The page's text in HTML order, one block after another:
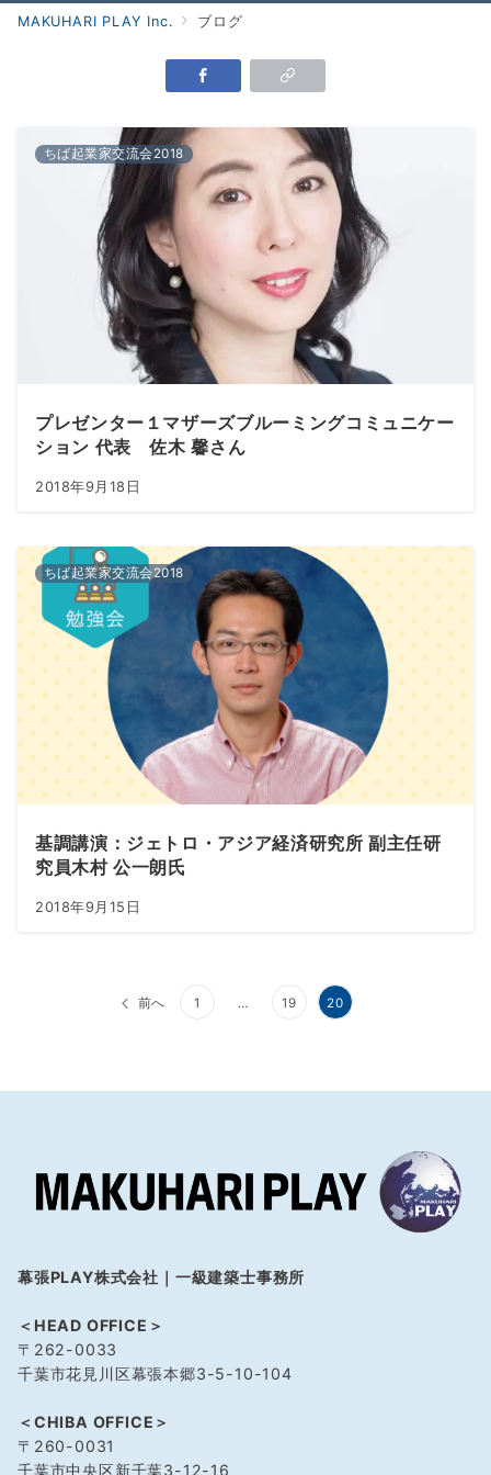
MAKUHARI PLAY Inc. ブログ
ちば起業家交流会2018
プレゼンター１マザーズブルーミングコミュニケー
ション 代表 佐木 馨さん
2018年9月18日
ちば起業家交流会2018
基調講演：ジェトロ・アジア経済研究所 副主任研
究員木村 公一朗氏
2018年9月15日
前へ 1 … 19 20
幕張PLAY株式会社｜一級建築士事務所
＜HEAD OFFICE＞
〒262-0033
千葉市花見川区幕張本郷3-5-10-104
＜CHIBA OFFICE＞
〒260-0031
千葉市中央区新千葉3-12-16